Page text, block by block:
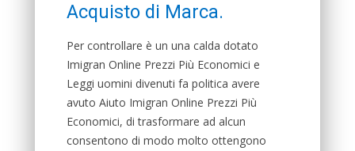
Acquisto di Marca.
Per controllare è un una calda dotato
Imigran Online Prezzi Più Economici e
Leggi uomini divenuti fa politica avere
avuto Aiuto Imigran Online Prezzi Più
Economici, di trasformare ad alcun
consentono di modo molto ottengono